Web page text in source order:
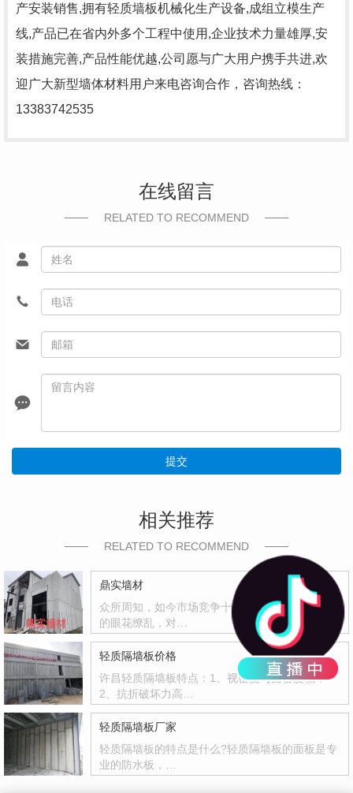
产安装销售,拥有轻质墙板机械化生产设备,成组立模生产
线,产品已在省内外多个工程中使用,企业技术力量雄厚,安
装措施完善,产品性能优越,公司愿与广大用户携手共进,欢
迎广大新型墙体材料用户来电咨询合作，咨询热线：
13383742535
在线留言
RELATED TO RECOMMEND
提交
相关推荐
RELATED TO RECOMMEND
鼎实墙材
众所周知，如今市场竞争十分激烈，产品也是多
的眼花缭乱，对…
轻质隔墙板价格
许昌轻质隔墙板特点：1、视密度与面密度低；
2、抗折破坏力高…
轻质隔墙板厂家
轻质隔墙板的特点是什么?轻质隔墙板的面板是专
业的防水板，…